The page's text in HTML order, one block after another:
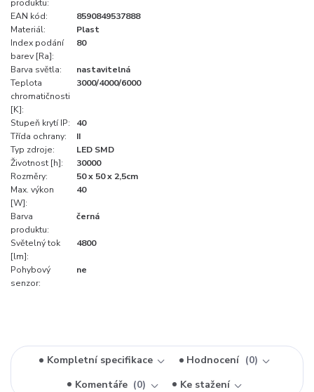
produktu:
EAN kód:
8590849537888
Materiál:
Plast
Index podání
barev [Ra]:
80
Barva světla:
nastavitelná
Teplota
chromatičnosti
[K]:
3000/4000/6000
Stupeň krytí IP:
40
Třída ochrany:
II
Typ zdroje:
LED SMD
Životnost [h]:
30000
Rozměry:
50 x 50 x 2,5cm
Max. výkon
[W]:
40
Barva
produktu:
černá
Světelný tok
[lm]:
4800
Pohybový
senzor:
ne
Kompletní specifikace Hodnocení
0
Komentáře
0 Ke stažení